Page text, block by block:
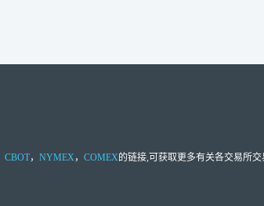
CBOT， NYMEX， COMEX的链接,可获取更多有关各交易所交